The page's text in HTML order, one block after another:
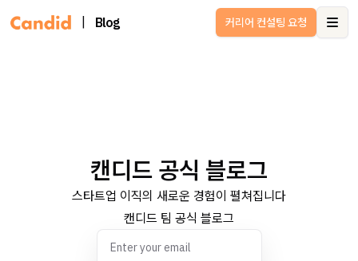
Blog 커리어 컨설팅 요청
캔디드 공식 블로그
스타트업 이직의 새로운 경험이 펼쳐집니다
캔디드 팀 공식 블로그